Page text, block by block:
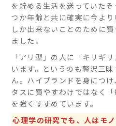
を貯める生活を送っていた
つか年齢と共に確実に今よ
しか出来ないことのために
ました。
「アリ型」の人に「キリギ
います。というのも贅沢三
ん。ハイブランドを身につ
タスに費やすわけではなく
を強くすすめています。
心理学の研究でも、人はモ